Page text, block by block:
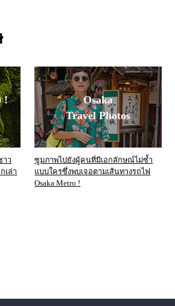
!
าว
เล่า
Osaka
Travel Photos
ซูมภาพไปยังผู้คนที่มีเอกลักษณ์ไม่ซ้ำ
แบบใครซึ่งพบเจอตามเส้นทางรถไฟ
Osaka Metro !